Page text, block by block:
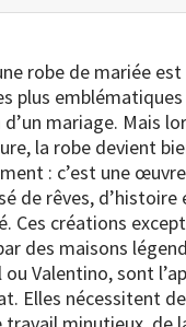
robe de mariée est
plus emblématiques
mariage. Mais
la robe devient
: c’est une
de rêves, d’histoire
Ces créations
des maisons
ou Valentino, sont
Elles nécessitent